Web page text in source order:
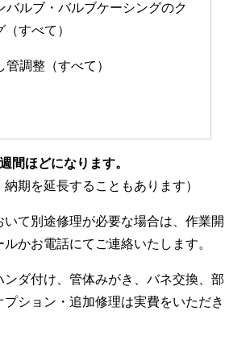
バルブ・バルブケーシングのク
すべて）
管調整（すべて）
間ほどになります。
納期を延長することもあります）
て別途修理が必要な場合は、作業開
かお電話にてご連絡いたします。
ダ付け、管体みがき、バネ交換、部
ション・追加修理は実費をいただき